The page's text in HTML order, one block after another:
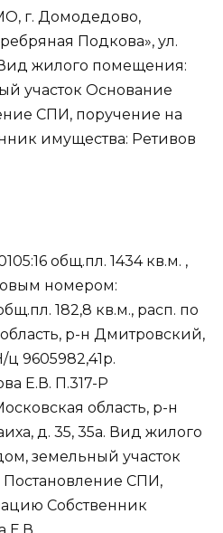
г. Домодедово,
Подкова», ул.
жилого помещения:
участок Основание
СПИ, поручение на
имущества: Ретивов
общ.пл. 1434 кв.м. ,
номером:
182,8 кв.м., расп. по
р-н Дмитровский,
ц 9605982,41р.
Е.В. П.317-Р
область, р-н
д. 35, 35а. Вид жилого
земельный участок
СПИ,
Собственник